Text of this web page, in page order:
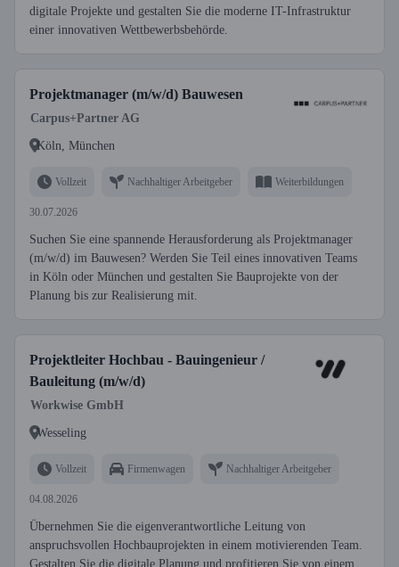
digitale Projekte und gestalten Sie die moderne IT-Infrastruktur
einer innovativen Wettbewerbsbehörde.
Projektmanager (m/w/d) Bauwesen
Carpus+Partner AG
Köln, München
Vollzeit Nachhaltiger Arbeitgeber Weiterbildungen
30.07.2026
Suchen Sie eine spannende Herausforderung als Projektmanager
(m/w/d) im Bauwesen? Werden Sie Teil eines innovativen Teams
in Köln oder München und gestalten Sie Bauprojekte von der
Planung bis zur Realisierung mit.
Projektleiter Hochbau - Bauingenieur /
Bauleitung (m/w/d)
Workwise GmbH
Wesseling
Vollzeit Firmenwagen Nachhaltiger Arbeitgeber
04.08.2026
Übernehmen Sie die eigenverantwortliche Leitung von
anspruchsvollen Hochbauprojekten in einem motivierenden Team.
Gestalten Sie die digitale Planung und profitieren Sie von einem